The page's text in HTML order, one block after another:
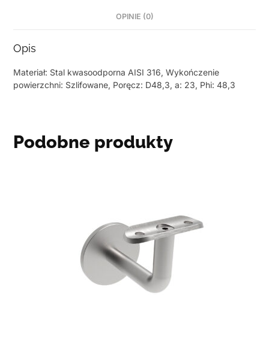
OPINIE (0)
Opis
Materiał: Stal kwasoodporna AISI 316, Wykończenie
powierzchni: Szlifowane, Poręcz: D48,3, a: 23, Phi: 48,3
Podobne produkty